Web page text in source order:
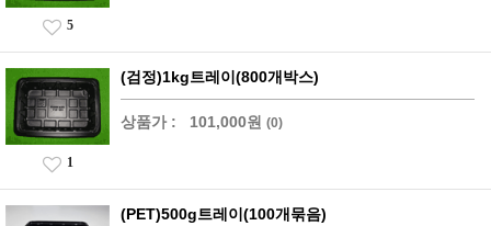
5
(검정)1kg트레이(800개박스)
상품가 : 101,000원 (0)
1
(PET)500g트레이(100개묶음)